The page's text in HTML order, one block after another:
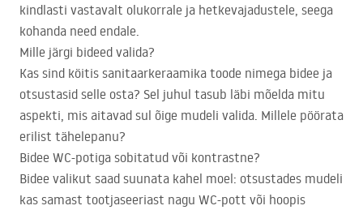
kindlasti vastavalt olukorrale ja hetkevajadustele, seega
kohanda need endale.
Mille järgi bideed valida?
Kas sind köitis sanitaarkeraamika toode nimega bidee ja
otsustasid selle osta? Sel juhul tasub läbi mõelda mitu
aspekti, mis aitavad sul õige mudeli valida. Millele pöörata
erilist tähelepanu?
Bidee WC-potiga sobitatud või kontrastne?
Bidee valikut saad suunata kahel moel: otsustades mudeli
kas samast tootjaseeriast nagu WC-pott või hoopis